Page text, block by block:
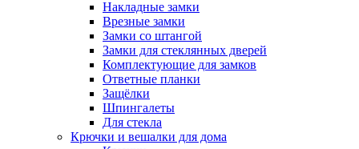
Накладные замки
Врезные замки
Замки со штангой
Замки для стеклянных дверей
Комплектующие для замков
Ответные планки
Защёлки
Шпингалеты
Для стекла
Крючки и вешалки для дома